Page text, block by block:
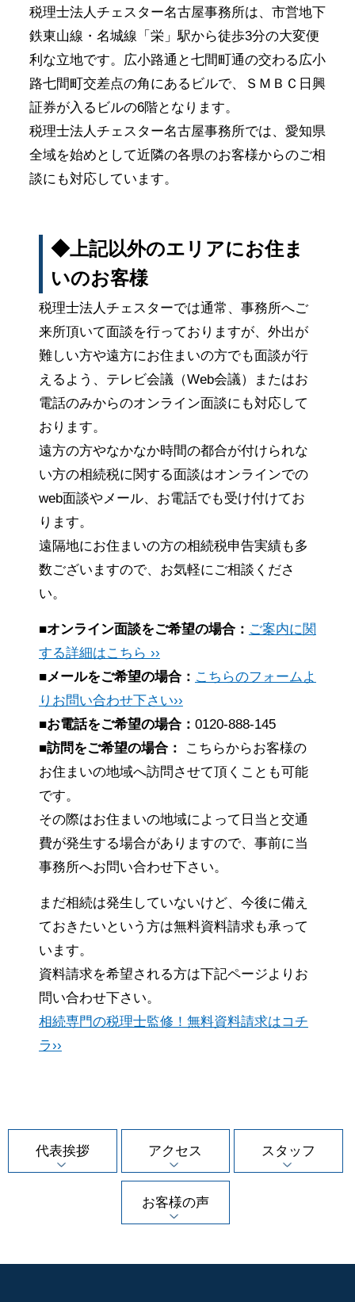
税理士法人チェスター名古屋事務所は、市営地下
鉄東山線・名城線「栄」駅から徒歩3分の大変便
利な立地です。広小路通と七間町通の交わる広小
路七間町交差点の角にあるビルで、ＳＭＢＣ日興
証券が入るビルの6階となります。
税理士法人チェスター名古屋事務所では、愛知県
全域を始めとして近隣の各県のお客様からのご相
談にも対応しています。
◆上記以外のエリアにお住ま
いのお客様
税理士法人チェスターでは通常、事務所へご
来所頂いて面談を行っておりますが、外出が
難しい方や遠方にお住まいの方でも面談が行
えるよう、テレビ会議（Web会議）またはお
電話のみからのオンライン面談にも対応して
おります。
遠方の方やなかなか時間の都合が付けられな
い方の相続税に関する面談はオンラインでの
web面談やメール、お電話でも受け付けてお
ります。
遠隔地にお住まいの方の相続税申告実績も多
数ございますので、お気軽にご相談くださ
い。
■オンライン面談をご希望の場合： ご案内に関
する詳細はこちら ››
■メールをご希望の場合： こちらのフォームよ
りお問い合わせ下さい››
■お電話をご希望の場合： 0120-888-145
■訪問をご希望の場合：
こちらからお客様の
お住まいの地域へ訪問させて頂くことも可能
です。
その際はお住まいの地域によって日当と交通
費が発生する場合がありますので、事前に当
事務所へお問い合わせ下さい。
まだ相続は発生していないけど、今後に備え
ておきたいという方は無料資料請求も承って
います。
資料請求を希望される方は下記ページよりお
問い合わせ下さい。
相続専門の税理士監修！無料資料請求はコチ
ラ››
代表挨拶 アクセス スタッフ
お客様の声